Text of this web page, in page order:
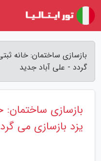
بازسازی ساختمان: خانه
گردد - علی آباد جدید
بازسازی ساختمان:
یزد بازسازی می